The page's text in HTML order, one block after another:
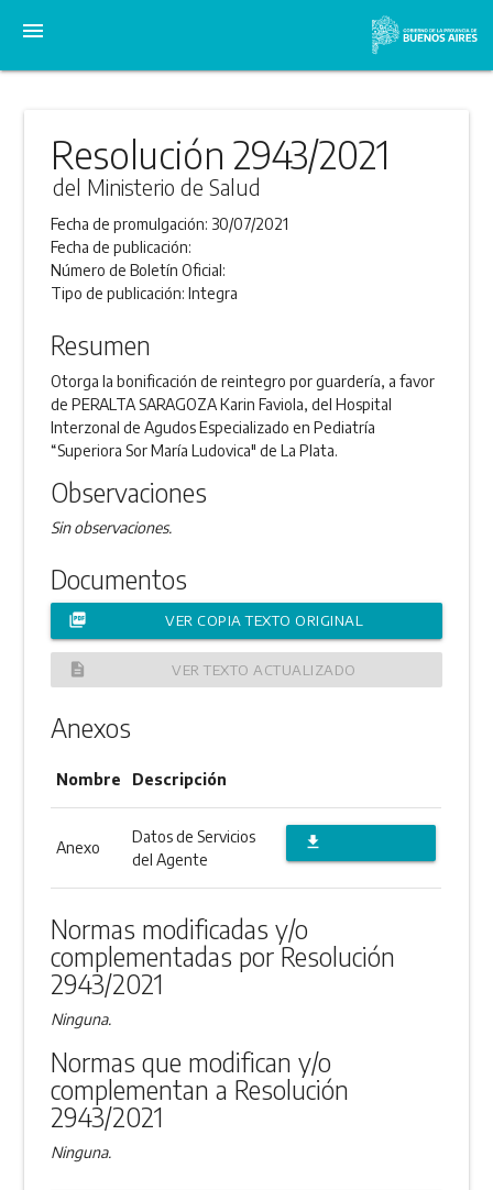
menu
Resolución 2943/2021
del Ministerio de Salud
Fecha de promulgación: 30/07/2021
Fecha de publicación:
Número de Boletín Oficial:
Tipo de publicación:Integra
Resumen
Otorga la bonificación de reintegro por guardería, a favor
de PERALTA SARAGOZA Karin Faviola, del Hospital
Interzonal de Agudos Especializado en Pediatría
“Superiora Sor María Ludovica" de La Plata.
Observaciones
Sin observaciones.
Documentos
picture_as_pdf VER COPIA TEXTO ORIGINAL
description VER TEXTO ACTUALIZADO
Anexos
Nombre Descripción
Anexo
Datos de Servicios
del Agente
file_download
Normas modificadas y/o
complementadas por Resolución
2943/2021
Ninguna.
Normas que modifican y/o
complementan a Resolución
2943/2021
Ninguna.